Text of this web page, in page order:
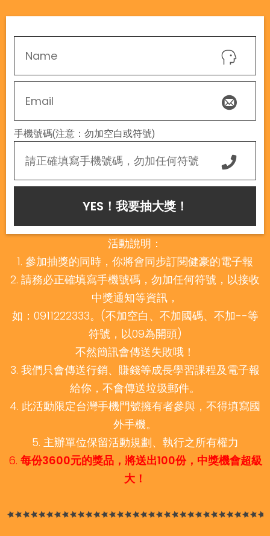
手機號碼(注意：勿加空白或符號)
YES！我要抽大獎！
活動說明：
1. 參加抽獎的同時，你將會同步訂閱健豪的電子報
2. 請務必正確填寫手機號碼，勿加任何符號，以接收
中獎通知等資訊，
如：0911222333。(不加空白、不加國碼、不加--等
符號，以09為開頭)
不然簡訊會傳送失敗哦！
3. 我們只會傳送行銷、賺錢等成長學習課程及電子報
給你，不會傳送垃圾郵件。
4. 此活動限定台灣手機門號擁有者參與，不得填寫國
外手機。
5. 主辦單位保留活動規劃、執行之所有權力
6. 每份3600元的獎品，將送出100份，中獎機會超級
大！